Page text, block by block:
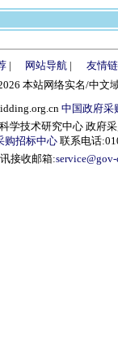
| 网站导航 |
友情
本站网络实名/中文
中国政府采
学技术研究中心 政府
购招标中心 联系电话
接收邮箱: